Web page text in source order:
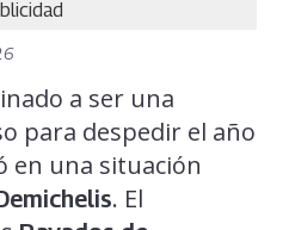
a ser una
para despedir el año
en una situación
. El